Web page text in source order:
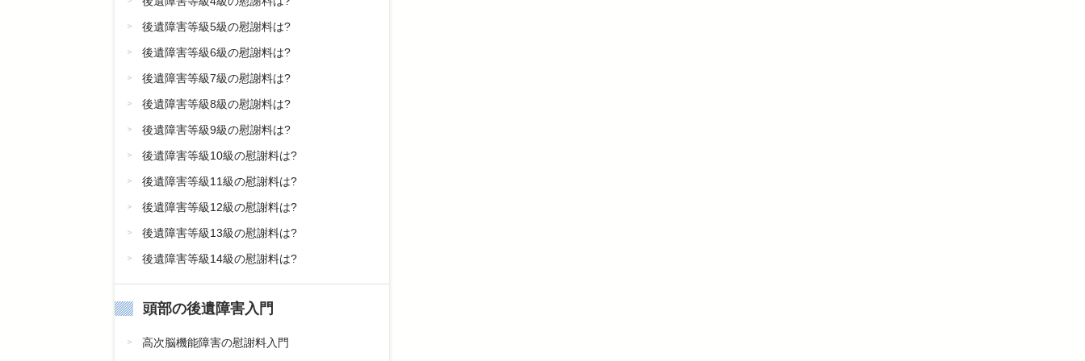
後遺障害等級5級の慰謝料は?
後遺障害等級6級の慰謝料は?
後遺障害等級7級の慰謝料は?
後遺障害等級8級の慰謝料は?
後遺障害等級9級の慰謝料は?
後遺障害等級10級の慰謝料は?
後遺障害等級11級の慰謝料は?
後遺障害等級12級の慰謝料は?
後遺障害等級13級の慰謝料は?
後遺障害等級14級の慰謝料は?
頭部の後遺障害入門
高次脳機能障害の慰謝料入門